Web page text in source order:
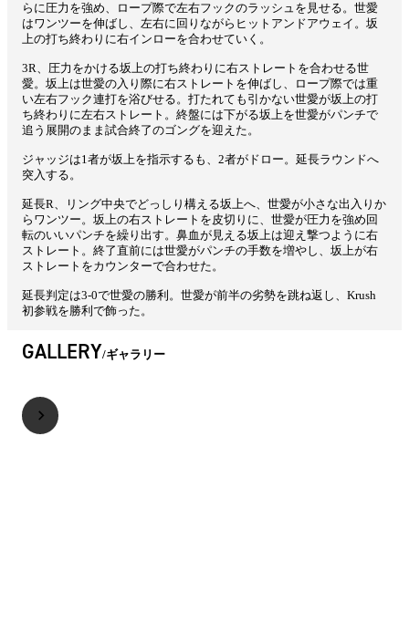
らに圧力を強め、ロープ際で左右フックのラッシュを見せる。世愛
はワンツーを伸ばし、左右に回りながらヒットアンドアウェイ。坂
上の打ち終わりに右インローを合わせていく。
3R、圧力をかける坂上の打ち終わりに右ストレートを合わせる世
愛。坂上は世愛の入り際に右ストレートを伸ばし、ロープ際では重
い左右フック連打を浴びせる。打たれても引かない世愛が坂上の打
ち終わりに左右ストレート。終盤には下がる坂上を世愛がパンチで
追う展開のまま試合終了のゴングを迎えた。
ジャッジは1者が坂上を指示するも、2者がドロー。延長ラウンドへ
突入する。
延長R、リング中央でどっしり構える坂上へ、世愛が小さな出入りか
らワンツー。坂上の右ストレートを皮切りに、世愛が圧力を強め回
転のいいパンチを繰り出す。鼻血が見える坂上は迎え撃つように右
ストレート。終了直前には世愛がパンチの手数を増やし、坂上が右
ストレートをカウンターで合わせた。
延長判定は3-0で世愛の勝利。世愛が前半の劣勢を跳ね返し、Krush
初参戦を勝利で飾った。
GALLERY ギャラリー